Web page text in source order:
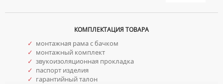
КОМПЛЕКТАЦИЯ ТОВАРА
✓ монтажная рама с бачком
✓ монтажный комплект
✓ звукоизоляционная прокладка
✓ паспорт изделия
✓ гарантийный талон